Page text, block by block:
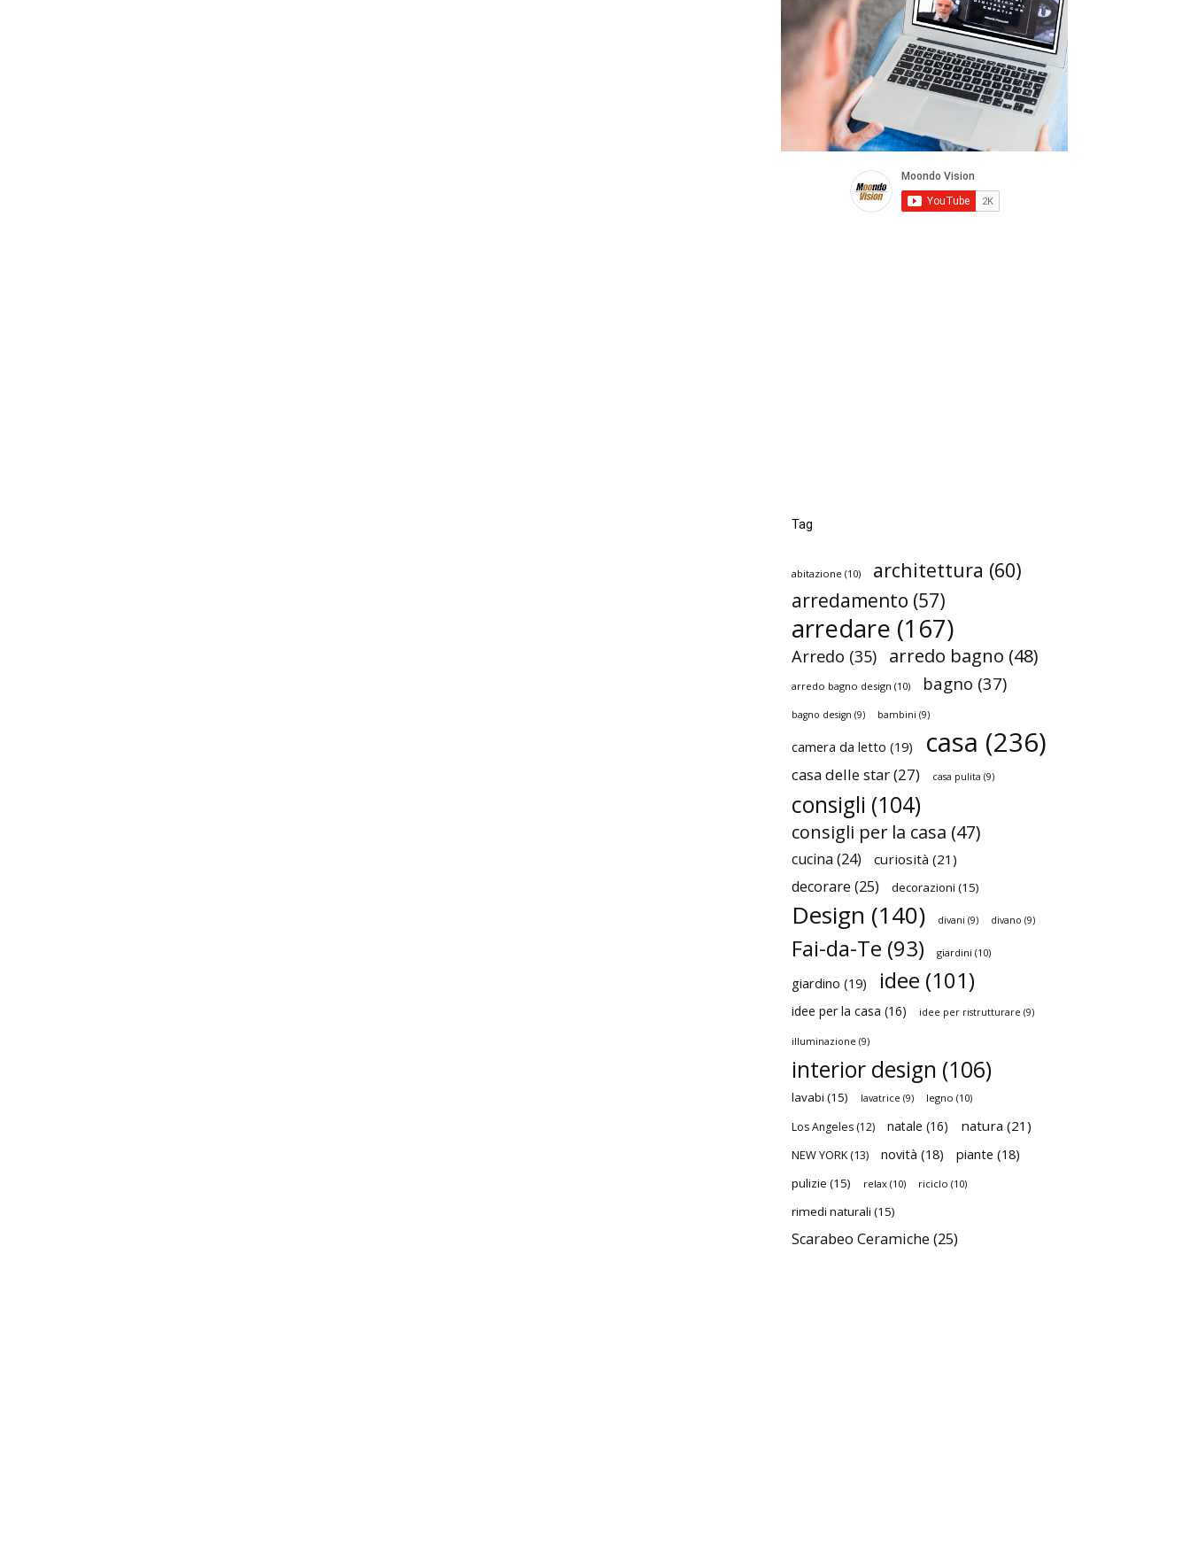
Tag
abitazione (10) architettura (60)
arredamento (57)
arredare (167)
Arredo (35) arredo bagno (48)
arredo bagno design (10) bagno (37)
bagno design (9) bambini (9)
camera da letto (19) casa (236)
casa delle star(27) casa pulita (9)
consigli (104)
consigli per la casa (47)
cucina (24) curiosità (21)
decorare (25) decorazioni (15)
Design (140) divani (9) divano (9)
Fai-da-Te (93) giardini (10)
giardino (19) idee (101)
idee per la casa (16) idee per ristrutturare (9)
illuminazione (9)
interior design (106)
lavabi (15) lavatrice (9) legno (10)
Los Angeles (12) natale (16) natura (21)
NEW YORK(13) novità (18) piante (18)
pulizie (15) relax (10) riciclo (10)
rimedi naturali (15)
Scarabeo Ceramiche (25)